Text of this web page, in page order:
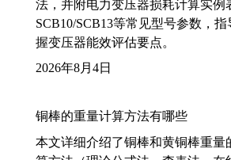
法，并附电力变压器损耗计算实例
SCB10/SCB13等常见型号参数，
握变压器能效评估要点。
2026年8月4日
铜棒的重量计算方法有哪些
本文详细介绍了铜棒和黄铜棒重量